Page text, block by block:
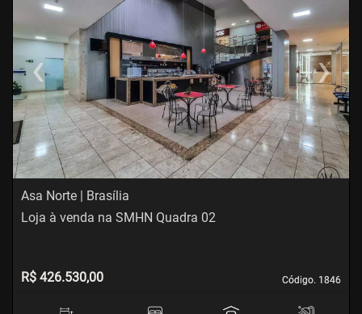
‹Previous ›Next
Asa Norte | Brasília
Código. 1846
Código. 1846
Loja à venda na SMHN Quadra 02
R$ 426.530,00